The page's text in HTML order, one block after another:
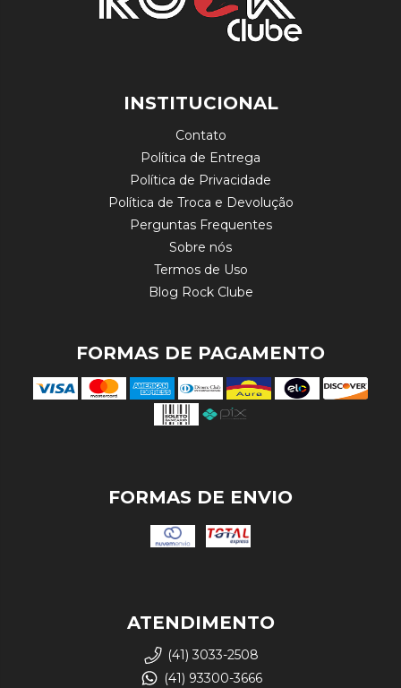
INSTITUCIONAL
Contato
Política de Entrega
Política de Privacidade
Política de Troca e Devolução
Perguntas Frequentes
Sobre nós
Termos de Uso
Blog Rock Clube
FORMAS DE PAGAMENTO
FORMAS DE ENVIO
ATENDIMENTO
(41) 3033-2508
(41) 93300-3666